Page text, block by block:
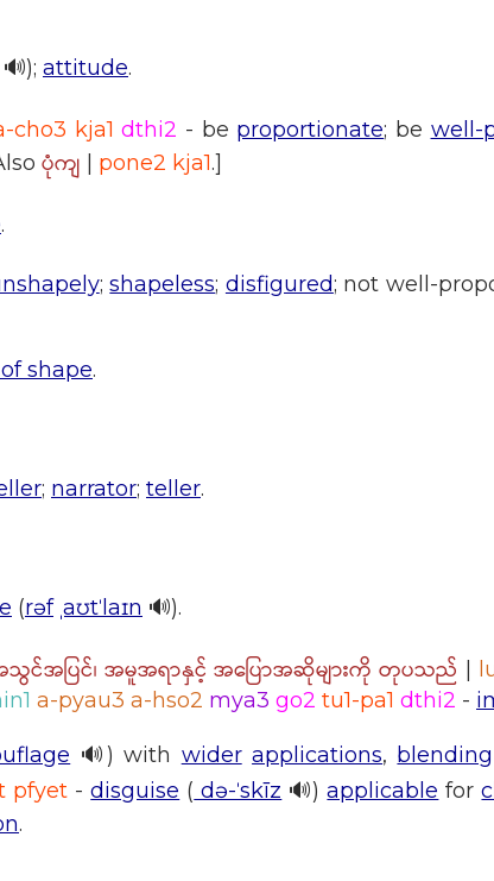
🔊); attitude.
cho3 kja1 dthi2 - be proportionate; be well-
ပုံကျ | pone2 kja1.]
.
;shapeless; disfigured; not well-
shape.
; narrator; teller.
(rəf ˌaʊtˈlaɪn 🔊).
အပြင်၊ အမူအရာနှင့် အပြောအဆိုများကို တုပသည် |
a-pyau3 a-hso2 mya3 go2 tu1-pa1 dthi2 -
🔊) with wider applications, blending
pfyet -disguise ( də-ˈskīz 🔊)applicable for
.